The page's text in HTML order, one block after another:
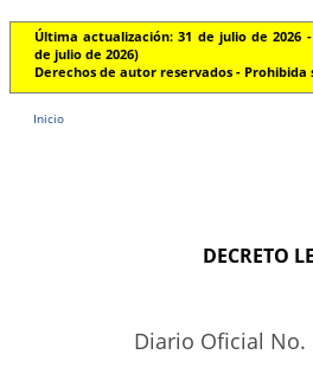
Última actualización: 31 de julio de 2026
de julio de 2026)
Derechos de autor reservados - Prohibida
Inicio
DECRETO
Diario Oficial No.